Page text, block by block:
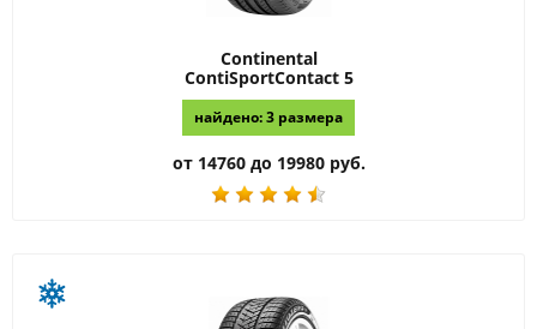
Continental
ContiSportContact 5
найдено: 3 размера
от 14760 до 19980 руб.